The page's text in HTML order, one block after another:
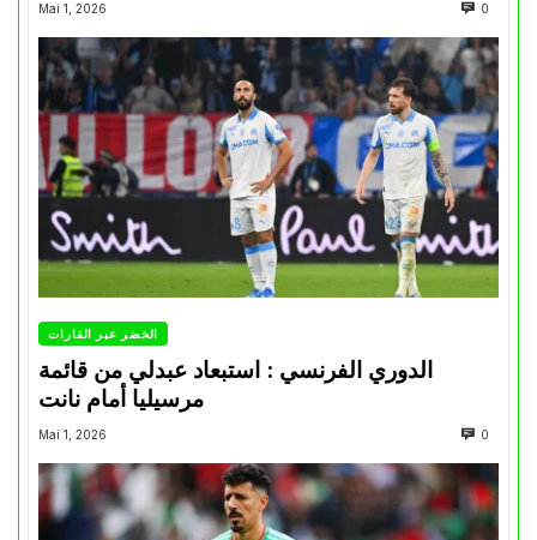
Mai 1, 2026 0
الخضر عبر القارات
الدوري الفرنسي : استبعاد عبدلي من قائمة
مرسيليا أمام نانت
Mai 1, 2026 0